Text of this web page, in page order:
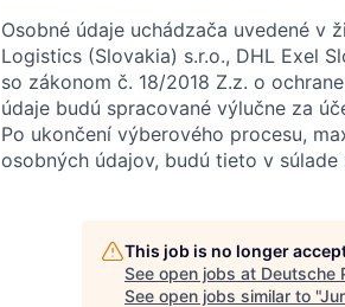
Osobné údaje uchádzača uvedené v
Logistics (Slovakia) s.r.o., DHL Exel
so zákonom č. 18/2018 Z.z. o
údaje budú spracované výlučne za
Po ukončení výberového procesu,
osobných údajov, budú tieto v
This job is no longer
See open jobs at Deutsche
See open jobs similar to "